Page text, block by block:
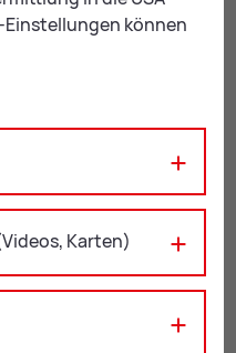
können
Karten)